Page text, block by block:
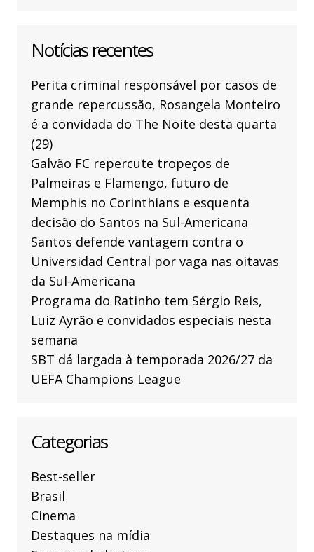
Notícias recentes
Perita criminal responsável por casos de
grande repercussão, Rosangela Monteiro
é a convidada do The Noite desta quarta
(29)
Galvão FC repercute tropeços de
Palmeiras e Flamengo, futuro de
Memphis no Corinthians e esquenta
decisão do Santos na Sul-Americana
Santos defende vantagem contra o
Universidad Central por vaga nas oitavas
da Sul-Americana
Programa do Ratinho tem Sérgio Reis,
Luiz Ayrão e convidados especiais nesta
semana
SBT dá largada à temporada 2026/27 da
UEFA Champions League
Categorias
Best-seller
Brasil
Cinema
Destaques na mídia